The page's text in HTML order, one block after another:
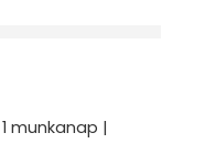
munkanap |